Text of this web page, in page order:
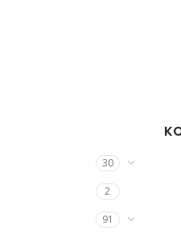
30
2
91